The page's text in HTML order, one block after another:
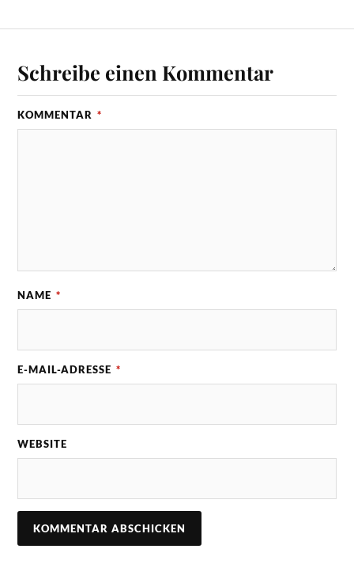
Schreibe einen Kommentar
KOMMENTAR *
NAME *
E-MAIL-ADRESSE *
WEBSITE